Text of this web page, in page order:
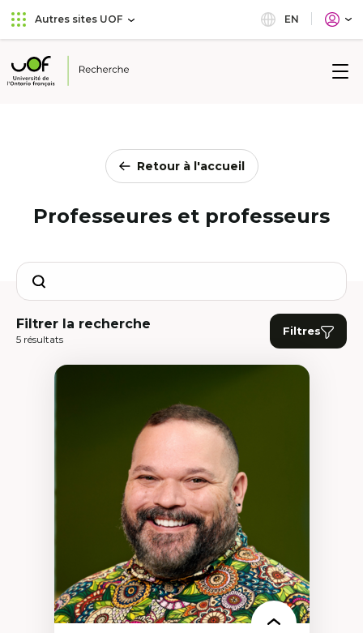
Aller
au
principal
Passer
au
Autres sites UOF EN
Université
Retour à l'accueil
Professeures et professeurs
Search
Filtrer la recherche
5 résultats
Filtres